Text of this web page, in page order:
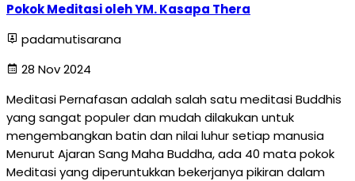
Pokok Meditasi oleh YM. Kasapa Thera
padamutisarana
28 Nov 2024
Meditasi Pernafasan adalah salah satu meditasi Buddhis
yang sangat populer dan mudah dilakukan untuk
mengembangkan batin dan nilai luhur setiap manusia
Menurut Ajaran Sang Maha Buddha, ada 40 mata pokok
Meditasi yang diperuntukkan bekerjanya pikiran dalam